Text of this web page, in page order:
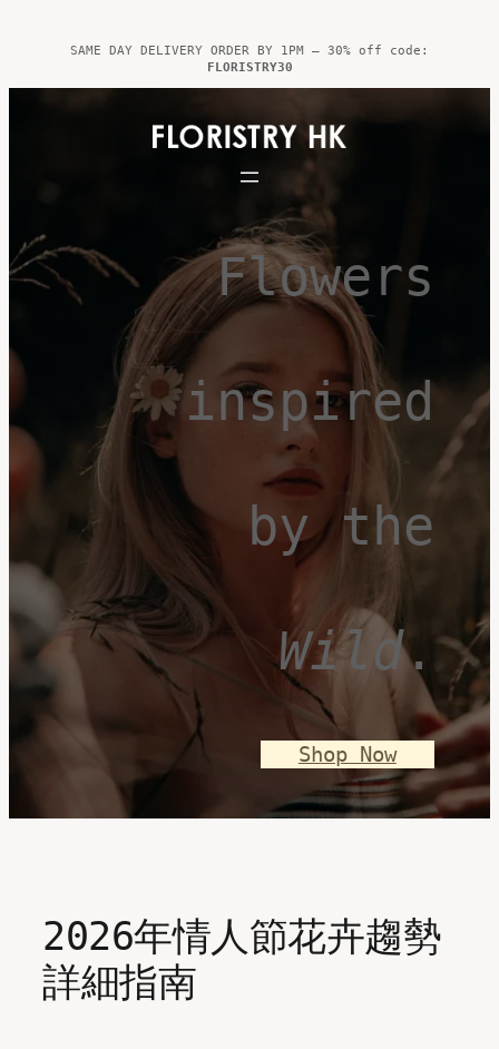
SAME DAY DELIVERY ORDER BY 1PM – 30% off code:
FLORISTRY30
Flowers
inspired
by the
Wild.
Shop Now
2026年情人節花卉趨勢
詳細指南